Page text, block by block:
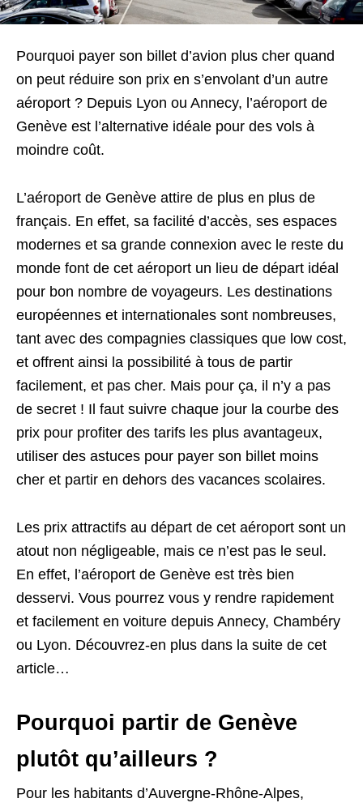
Pourquoi payer son billet d’avion plus cher quand
on peut réduire son prix en s’envolant d’un autre
aéroport ? Depuis Lyon ou Annecy, l’aéroport de
Genève est l’alternative idéale pour des vols à
moindre coût.
L’aéroport de Genève attire de plus en plus de
français. En effet, sa facilité d’accès, ses espaces
modernes et sa grande connexion avec le reste du
monde font de cet aéroport un lieu de départ idéal
pour bon nombre de voyageurs. Les destinations
européennes et internationales sont nombreuses,
tant avec des compagnies classiques que low cost,
et offrent ainsi la possibilité à tous de partir
facilement, et pas cher. Mais pour ça, il n’y a pas
de secret ! Il faut suivre chaque jour la courbe des
prix pour profiter des tarifs les plus avantageux,
utiliser des astuces pour payer son billet moins
cher et partir en dehors des vacances scolaires.
Les prix attractifs au départ de cet aéroport sont un
atout non négligeable, mais ce n’est pas le seul.
En effet, l’aéroport de Genève est très bien
desservi. Vous pourrez vous y rendre rapidement
et facilement en voiture depuis Annecy, Chambéry
ou Lyon. Découvrez-en plus dans la suite de cet
article…
Pourquoi partir de Genève
plutôt qu’ailleurs ?
Pour les habitants d’Auvergne-Rhône-Alpes,